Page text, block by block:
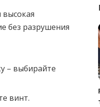
высокая
без разрушения
– выбирайте
винт.